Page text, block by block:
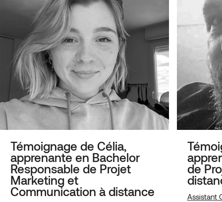
Témoignage de Célia,
apprenante en Bachelor
Responsable de Projet
Marketing et
Communication à distance
de
Assistant